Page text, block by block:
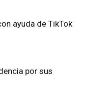
ayuda de TikTok
por sus